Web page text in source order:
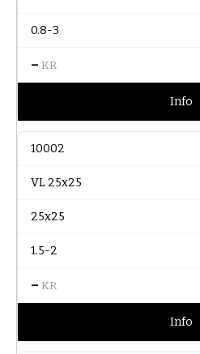
0.8-3
– KR
Info
10002
VL 25x25
25x25
1.5-2
– KR
Info